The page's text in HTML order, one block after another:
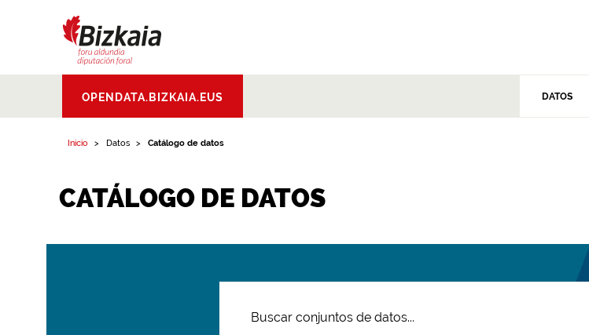
Aldundia.Diputacion
Foral de Bizkaia
OPENDATA.BIZKAIA.EUS DATOS
Inicio Datos Catálogo de datos
CATÁLOGO DE DATOS